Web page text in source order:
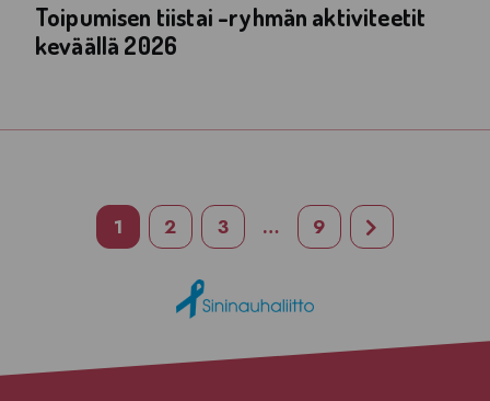
Toipumisen tiistai -ryhmän aktiviteetit
keväällä 2026
1 2 3 … 9
Seuraava